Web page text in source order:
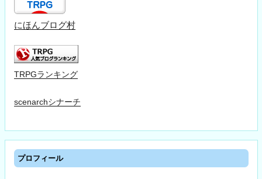
にほんブログ村
TRPGランキング
scenarchシナーチ
プロフィール